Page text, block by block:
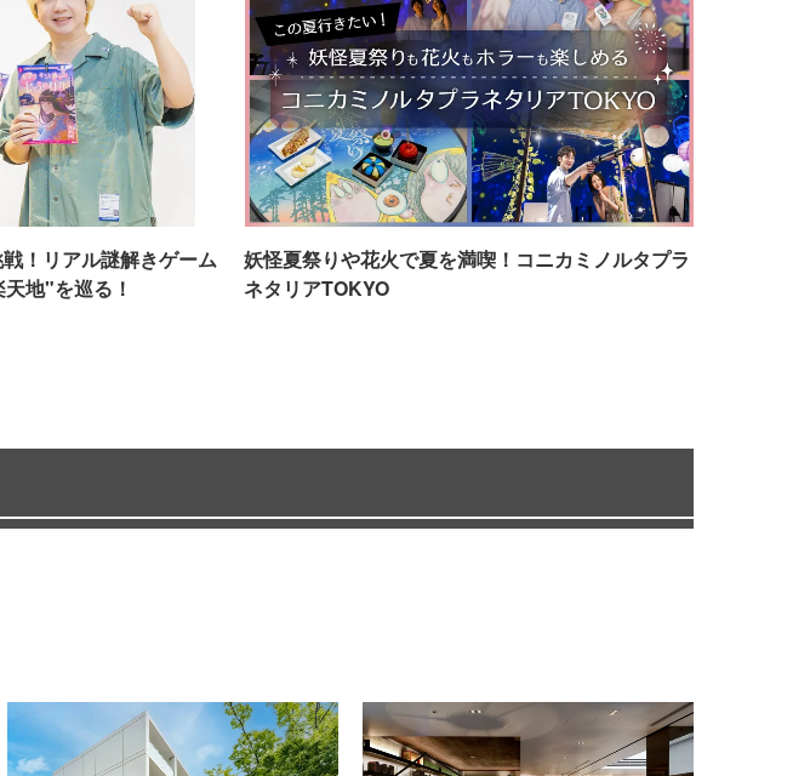
！リアル謎解きゲーム
地"を巡る！
妖怪夏祭りや花火で夏を満喫！コニカミノルタプラ
ネタリアTOKYO